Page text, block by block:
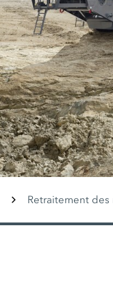
Retraitement des